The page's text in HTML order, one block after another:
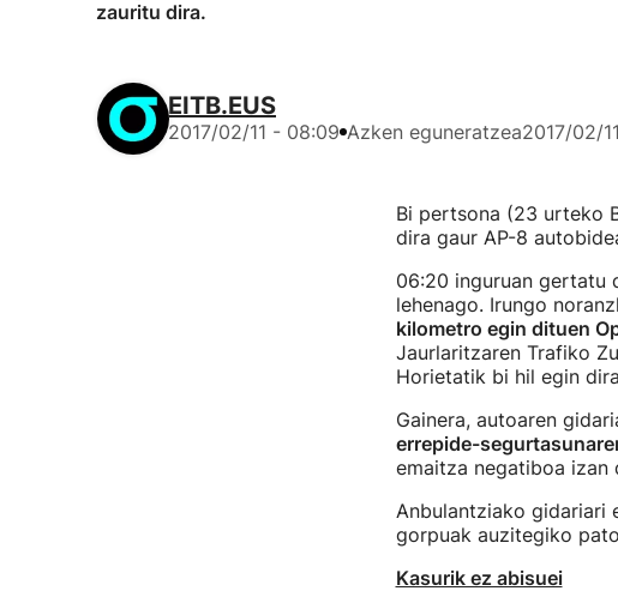
zauritu dira.
EITB.EUS
2017/02/11 - 08:09 Azken eguneratzea2017/02/
Bi pertsona (23 urteko
dira gaur AP-8
06:20 inguruan gertatu
lehenago. Irungo
kilometro egin dituen
Jaurlaritzaren Trafiko
Horietatik bi hil egin
Gainera, autoaren
errepide-
emaitza negatiboa izan
Anbulantziako gidariari
gorpuak auzitegiko
Kasurik ez abisuei